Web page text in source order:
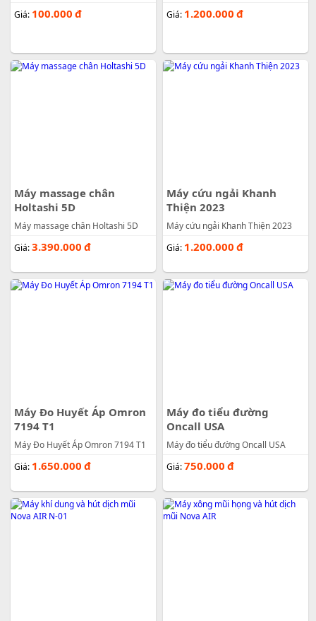
Giá: 100.000 đ
Giá: 1.200.000 đ
Máy massage chân
Holtashi 5D
Máy massage chân Holtashi 5D
Giá:3.390.000 đ
Máy cứu ngải Khanh
Thiện 2023
Máy cứu ngải Khanh Thiện 2023
Giá: 1.200.000 đ
Máy Đo Huyết Áp Omron
7194 T1
Máy Đo Huyết Áp Omron 7194 T1
Giá: 1.650.000 đ
Máy đo tiểu đường
Oncall USA
Máy đo tiểu đường Oncall USA
Giá:750.000 đ